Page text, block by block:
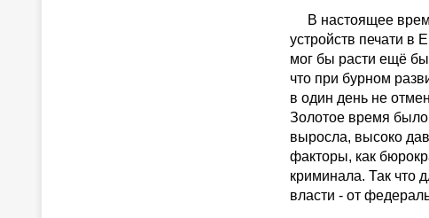
В настоящее
устройств печати в
мог бы расти ещё
что при бурном
в один день не
Золотое время
выросла, высоко
факторы, как
криминала. Так что
власти - от